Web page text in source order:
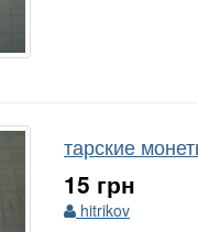
тарские
15 грн
hitrikov